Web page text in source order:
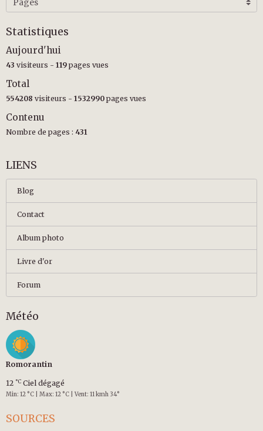
Statistiques
Aujourd'hui
43 visiteurs - 119 pages vues
Total
554208 visiteurs - 1532990 pages vues
Contenu
Nombre de pages : 431
LIENS
Blog
Contact
Album photo
Livre d'or
Forum
Météo
Romorantin
12 °C Ciel dégagé
Min: 12 °C | Max: 12 °C | Vent: 11 kmh 34°
SOURCES